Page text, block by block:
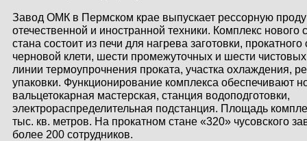
Завод ОМК в Пермском крае выпускает рессорную
отечественной и иностранной техники. Комплекс нового
стана состоит из печи для нагрева заготовки,
черновой клети, шести промежуточных и шести чистовых
линии термоупрочнения проката, участка охлаждения,
упаковки. Функционирование комплекса обеспечивают
вальцетокарная мастерская, станция водоподготовки,
электрораспределительная подстанция. Площадь
тыс. кв. метров. На прокатном стане «320» чусовского
более 200 сотрудников.